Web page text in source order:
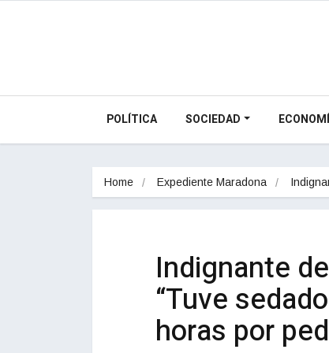
POLÍTICA SOCIEDAD
Home Expediente Maradona
Indignante
“Tuve
horas por